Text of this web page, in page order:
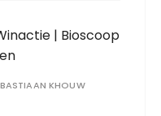
| Bioscoop
KHOUW